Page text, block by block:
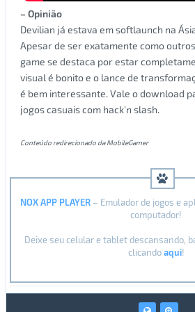
– Opinião
Devilian já estava em softlaunch na
Apesar de ser exatamente como
game se destaca por estar
visual é bonito e o lance de
é bem interessante. Vale o download
jogos casuais com hack’n slash.
Conteúdo redirecionado da MobileGamer
NOX APP PLAYER– Emulador de jogos e
computador!
Deixe seu celular e tablet descansando,
clicandoaqui!